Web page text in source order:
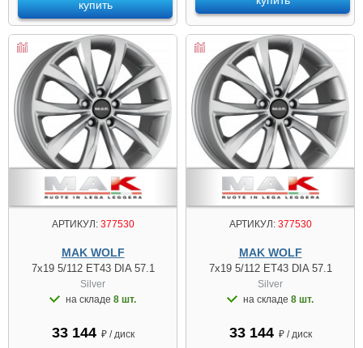
купить
АРТИКУЛ:377530
MAK WOLF
7x19 5/112 ET43 DIA 57.1
Silver
на складе 8 шт.
33 144 ₽ / диск
АРТИКУЛ:377530
MAK WOLF
7x19 5/112 ET43 DIA 57.1
Silver
на складе 8 шт.
33 144 ₽ / диск